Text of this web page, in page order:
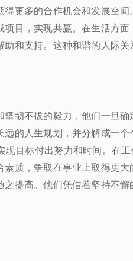
更多的合作机会和发展空
目，实现共赢。在生活方
和支持。这种和谐的人际关
韧不拔的毅力，他们一旦确
的人生规划，并分解成一
目标付出努力和时间。在
质，争取在事业上取得更
之提高。他们凭借着坚持不